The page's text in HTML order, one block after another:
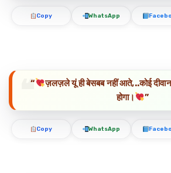
Copy WhatsApp
“
ज़लज़ले यूं ही बेसबब नहीं आते,..कोई
होगा।
”
Copy WhatsApp